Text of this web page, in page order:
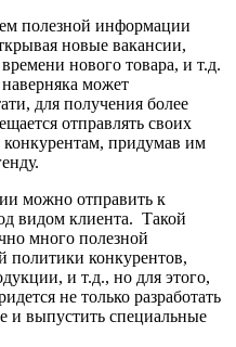
полезной информации
новые вакансии,
нового товара, и т.д.
может
для получения более
отправлять своих
конкурентам, придумав им
можно отправить к
видом клиента. Такой
много полезной
политики конкурентов,
и т.д., но для этого,
не только разработать
и выпустить специальные